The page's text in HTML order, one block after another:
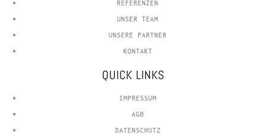
REFERENZEN
UNSER TEAM
UNSERE PARTNER
KONTAKT
QUICK LINKS
IMPRESSUM
AGB
DATENSCHUTZ